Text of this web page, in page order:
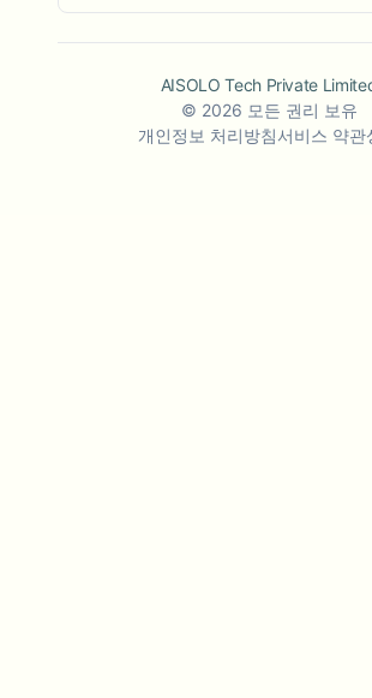
AISOLO Tech Private
© 2026 모든 권리 보유
개인정보 처리방침서비스 약관